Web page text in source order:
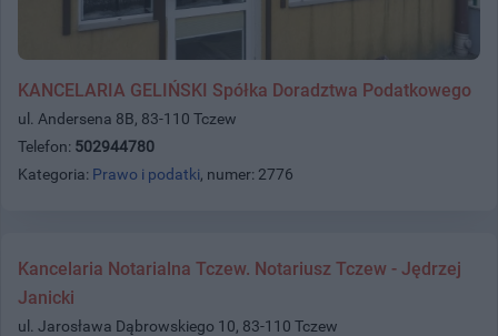
KANCELARIA GELIŃSKI Spółka Doradztwa Podatkowego
ul. Andersena 8B, 83-110 Tczew
Telefon: 502944780
Kategoria: Prawo i podatki, numer: 2776
Kancelaria Notarialna Tczew. Notariusz Tczew - Jędrzej
Janicki
ul. Jarosława Dąbrowskiego 10, 83-110 Tczew